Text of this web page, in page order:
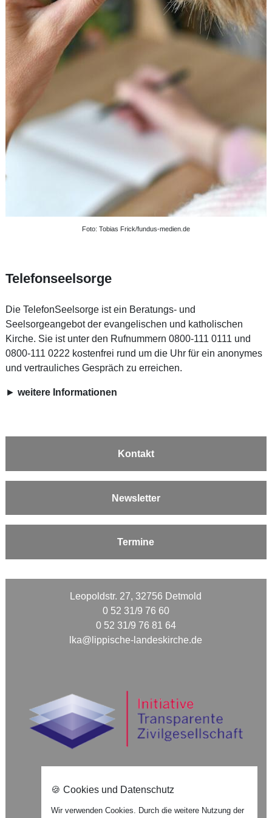
Foto: Tobias Frick/fundus-medien.de
Telefonseelsorge
Die TelefonSeelsorge ist ein Beratungs- und
Seelsorgeangebot der evangelischen und katholischen
Kirche. Sie ist unter den Rufnummern 0800-111 0111 und
0800-111 0222 kostenfrei rund um die Uhr für ein anonymes
und vertrauliches Gespräch zu erreichen.
► weitere Informationen
Kontakt
Newsletter
Termine
Leopoldstr. 27, 32756 Detmold
0 52 31/9 76 60
0 52 31/9 76 81 64
lka@lippische-landeskirche.de
🍪 Cookies und Datenschutz
Wir verwenden Cookies. Durch die weitere Nutzung der